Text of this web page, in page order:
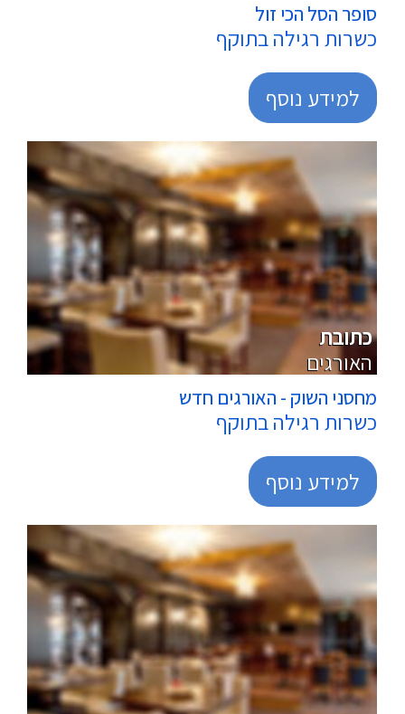
סופר הסל הכי זול
כשרות רגילה בתוקף
למידע נוסף
מרכולים
כתובת
האורגים
מחסני השוק - האורגים חדש
כשרות רגילה בתוקף
למידע נוסף
מרכולים